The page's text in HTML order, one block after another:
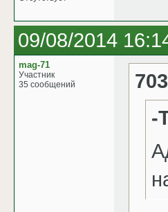
09/08/2014
mag-71
Участник
35 сообщений
-